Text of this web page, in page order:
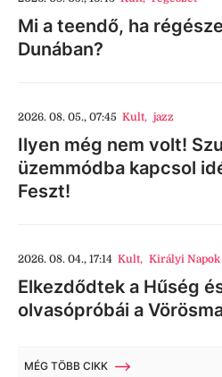
Mi a teendő, ha
Dunában?
2026. 08. 05., 07:45 Kult, jazz
Ilyen még nem volt!
üzemmódba kapcsol
Feszt!
2026. 08. 04., 17:14 Kult, Királyi Napok
Elkezdődtek a Hűség
olvasópróbái a
MÉG TÖBB CIKK